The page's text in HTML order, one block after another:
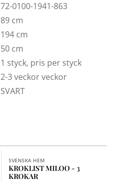
72-0100-1941-863
89 cm
194 cm
50 cm
1 styck, pris per styck
2-3 veckor veckor
SVART
SVENSKA HEM
KROKLIST MILOO - 3
KROKAR